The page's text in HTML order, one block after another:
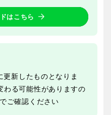
福井
長野
はこちら
新したものとなりま
わる可能性がありますの
ご確認ください